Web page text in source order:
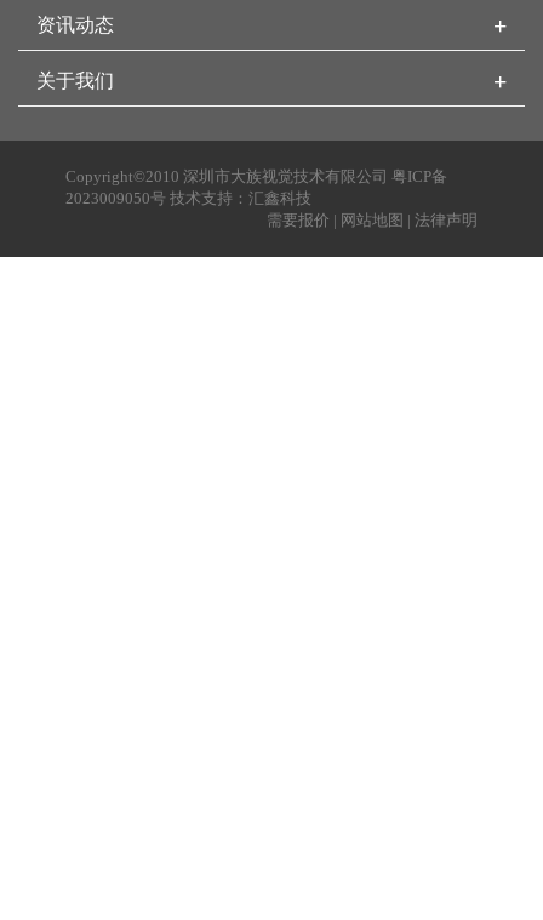
资讯动态 +
关于我们 +
Copyright©2010 深圳市大族视觉技术有限公司 粤ICP备
2023009050号 技术支持： 汇鑫科技
需要报价 | 网站地图 | 法律声明